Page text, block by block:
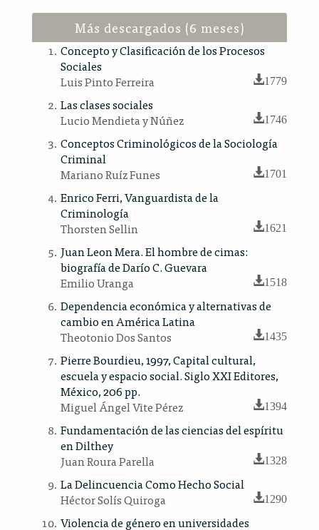
Más descargados (6 meses)
Concepto y Clasificación de los Procesos
Sociales
Luis Pinto Ferreira
1779
Las clases sociales
Lucio Mendieta y Núñez
1746
Conceptos Criminológicos de la Sociología
Criminal
Mariano Ruíz Funes
1701
Enrico Ferri, Vanguardista de la
Criminología
Thorsten Sellin
1621
Juan Leon Mera. El hombre de cimas:
biografía de Darío C. Guevara
Emilio Uranga
1518
Dependencia económica y alternativas de
cambio en América Latina
Theotonio Dos Santos
1435
Pierre Bourdieu, 1997, Capital cultural,
escuela y espacio social. Siglo XXI Editores,
México, 206 pp.
Miguel Ángel Vite Pérez
1394
Fundamentación de las ciencias del espíritu
en Dilthey
Juan Roura Parella
1328
La Delincuencia Como Hecho Social
Héctor Solís Quiroga
1290
Violencia de género en universidades